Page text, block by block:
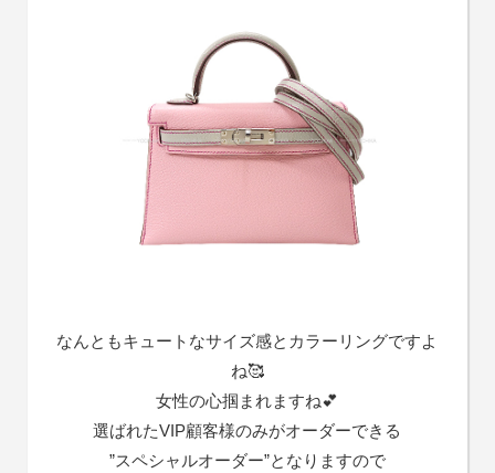
なんともキュートなサイズ感とカラーリングですよ
ね🥰
女性の心掴まれますね💕
選ばれたVIP顧客様のみがオーダーできる
”スペシャルオーダー”となりますので